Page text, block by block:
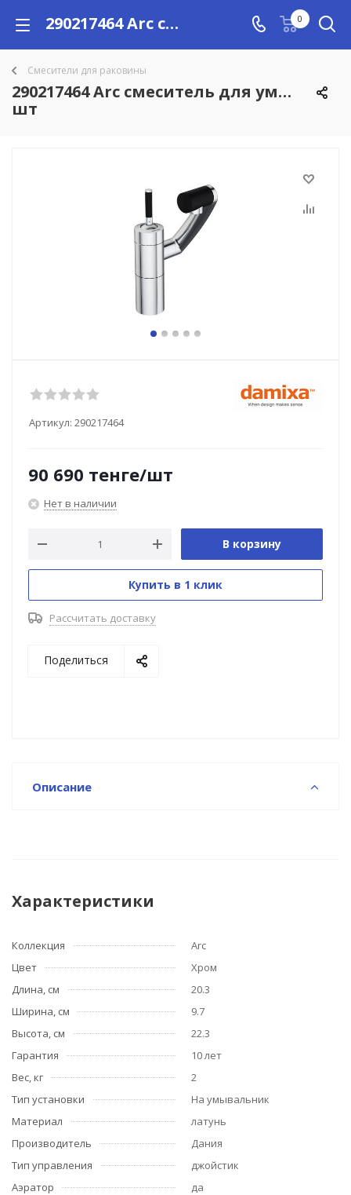
290217464 Arc смеситель для умывальника, поворотный излив 186 мм (черный), шт купить в Алматы с доставкой по Казахстану, цены 0
Смесители для раковины
290217464 Arc смеситель для
шт
Артикул: 290217464
90 690 тенге/шт
Нет в наличии
В корзину
Купить в 1 клик
Рассчитать доставку
Поделиться
Описание
Характеристики
Коллекция
Arc
Цвет
Хром
Длина, см
20.3
Ширина, см
9.7
Высота, см
22.3
Гарантия
10 лет
Вес, кг
2
Тип установки
На умывальник
Материал
латунь
Производитель
Дания
Тип управления
джойстик
Аэратор
да